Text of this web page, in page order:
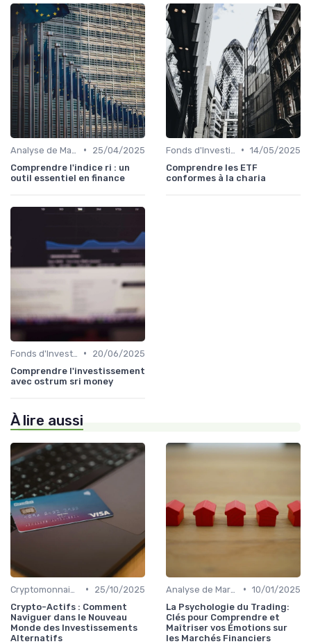
•
25/04/2025
Comprendre l'indice ri : un
outil essentiel en finance
• 14/05/2025
Comprendre les ETF
conformes à la charia
•
20/06/2025
Comprendre l'investissement
avec ostrum sri money
À lire aussi
•
25/10/2025
Crypto-Actifs : Comment
Naviguer dans le Nouveau
Monde des Investissements
Alternatifs
• 10/01/2025
La Psychologie du Trading:
Clés pour Comprendre et
Maîtriser vos Émotions sur
les Marchés Financiers